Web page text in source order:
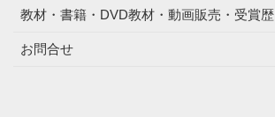
教材・書籍・DVD教材・動画販売・受賞歴
お問合せ